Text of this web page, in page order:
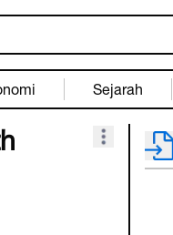
Sejarah